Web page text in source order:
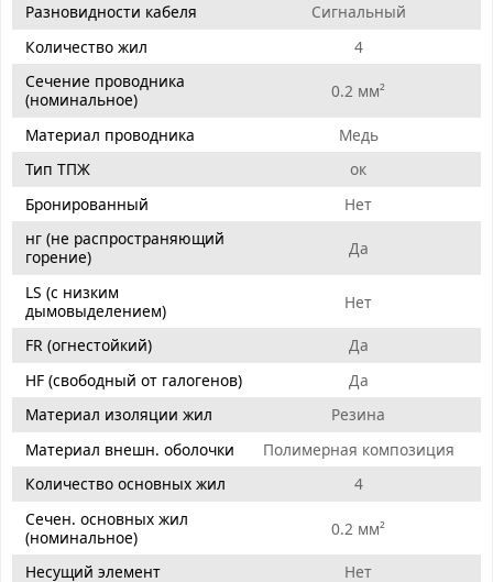
Разновидности кабеля
Сигнальный
Количество жил
4
Сечение проводника
(номинальное)
0.2 мм²
Материал проводника
Медь
Тип ТПЖ
ок
Бронированный
Нет
нг (не распространяющий
горение)
Да
LS (с низким
дымовыделением)
Нет
FR (огнестойкий)
Да
HF (свободный от галогенов)
Да
Материал изоляции жил
Резина
Материал внешн. оболочки
Полимерная композиция
Количество основных жил
4
Сечен. основных жил
(номинальное)
0.2 мм²
Несущий элемент Нет